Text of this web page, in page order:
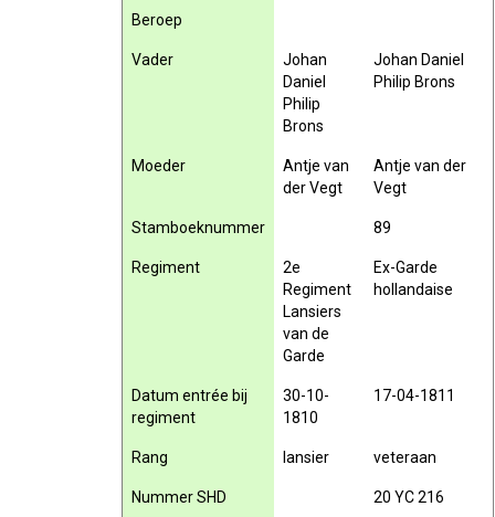
Beroep
Vader
Johan
Daniel
Philip
Brons
Johan Daniel
Philip Brons
Moeder
Antje van
der Vegt
Antje van der
Vegt
Stamboeknummer 89
Regiment
2e
Regiment
Lansiers
van de
Garde
Ex-Garde
hollandaise
Datum entrée bij
regiment
30-10-
1810
17-04-1811
Rang lansier veteraan
Nummer SHD 20 YC 216